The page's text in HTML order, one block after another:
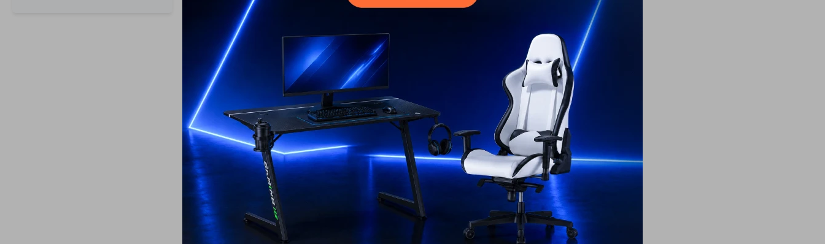
Parlante BT JBL Flip 6 - Rojo
USD 159 USD151
GARANTÍA: 1 AÑO
ENVÍO A TODO EL PAÍS